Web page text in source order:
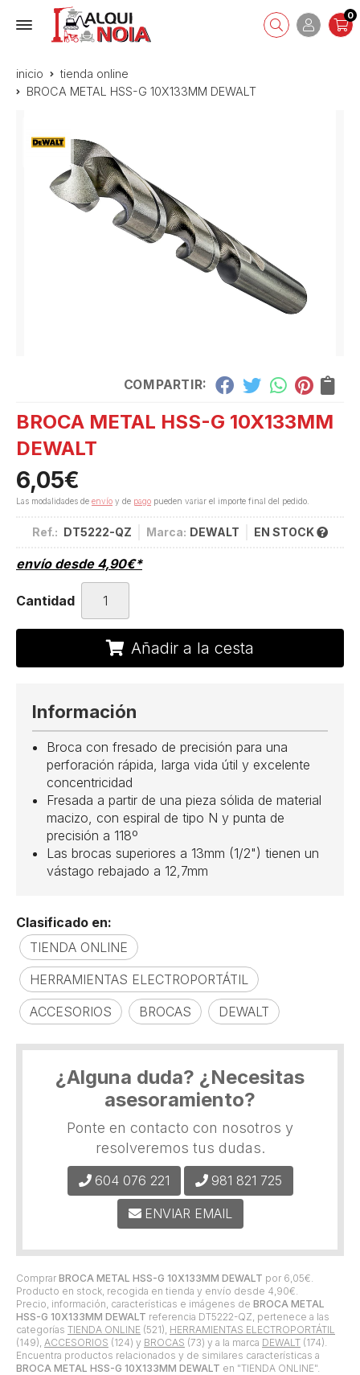
0
inicio
tienda online
BROCA METAL HSS-G 10X133MM DEWALT
COMPARTIR:
BROCA METAL HSS-G 10X133MM
DEWALT
6,05€
Las modalidades de envío y de pago pueden variar el importe final del pedido.
Ref.: DT5222-QZ Marca: DEWALT EN STOCK
envío desde 4,90€*
Cantidad
Añadir a la cesta
Comprar BROCA METAL HSS-G 10X133MM DEWALT por 6,05€
Producto en stock, recogida en tienda y envío desde 4,90€
Precio, información, características e imágenes de BROCA METAL
HSS-G 10X133MM DEWALT referencia DT5222-QZ, pertenece a las
categorías TIENDA ONLINE (521), HERRAMIENTAS ELECTROPORTÁTIL
(149), ACCESORIOS (124) y BROCAS (73) y a la marca DEWALT (174).
Encuentra productos relacionados y de similares características a
BROCA METAL HSS-G 10X133MM DEWALT en "TIENDA ONLINE".
Información
Broca con fresado de precisión para una
perforación rápida, larga vida útil y excelente
concentricidad
Fresada a partir de una pieza sólida de material
macizo, con espiral de tipo N y punta de
precisión a 118º
Las brocas superiores a 13mm (1/2") tienen un
vástago rebajado a 12,7mm
Clasificado en:
TIENDA ONLINE
HERRAMIENTAS ELECTROPORTÁTIL
ACCESORIOS
BROCAS DEWALT
¿Alguna duda? ¿Necesitas
asesoramiento?
Ponte en contacto con nosotros y
resolveremos tus dudas.
604 076 221 981 821 725
ENVIAR EMAIL